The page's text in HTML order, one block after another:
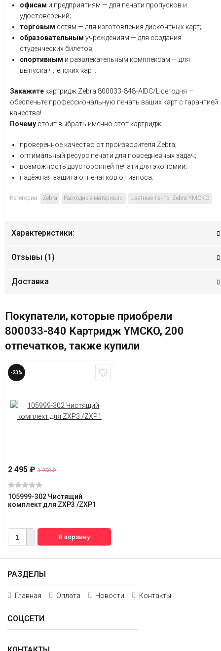
офисам и предприятиям — для печати пропусков и
удостоверений;
торговым сетям — для изготовления дисконтных карт;
образовательным учреждениям — для создания
студенческих билетов;
спортивным и развлекательным комплексам — для
выпуска членских карт.
Закажите картридж Zebra 800033‑848‑AIDC/L сегодня —
обеспечьте профессиональную печать ваших карт с гарантией
качества!
Почему стоит выбрать именно этот картридж:
проверенное качество от производителя Zebra;
оптимальный ресурс печати для повседневных задач;
возможность двусторонней печати для экономии;
надёжная защита отпечатков от износа.
Категории: Zebra Расходные материалы Цветные ленты Zebra YMCKO
Характеристики:
Отзывы (1)
Доставка
Покупатели, которые приобрели
800033-840 Картридж YMCKO, 200
отпечатков, также купили
-23%
2 495 ₽ 3 250₽
105999-302 Чистящий
комплект для ZXP3 /ZXP1
В корзину
РАЗДЕЛЫ
Главная Оплата Новости Контакты
СОЦСЕТИ